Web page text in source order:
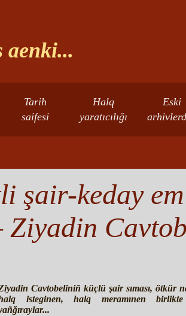
aenki...
Tarih
saifesi
Halq
yaratıcılığı
Eski
şair-keday
Ziyadin
Cavtobeliniñ küçlü şair sıması, ötkür
isteginen, halq meramınen birlikte